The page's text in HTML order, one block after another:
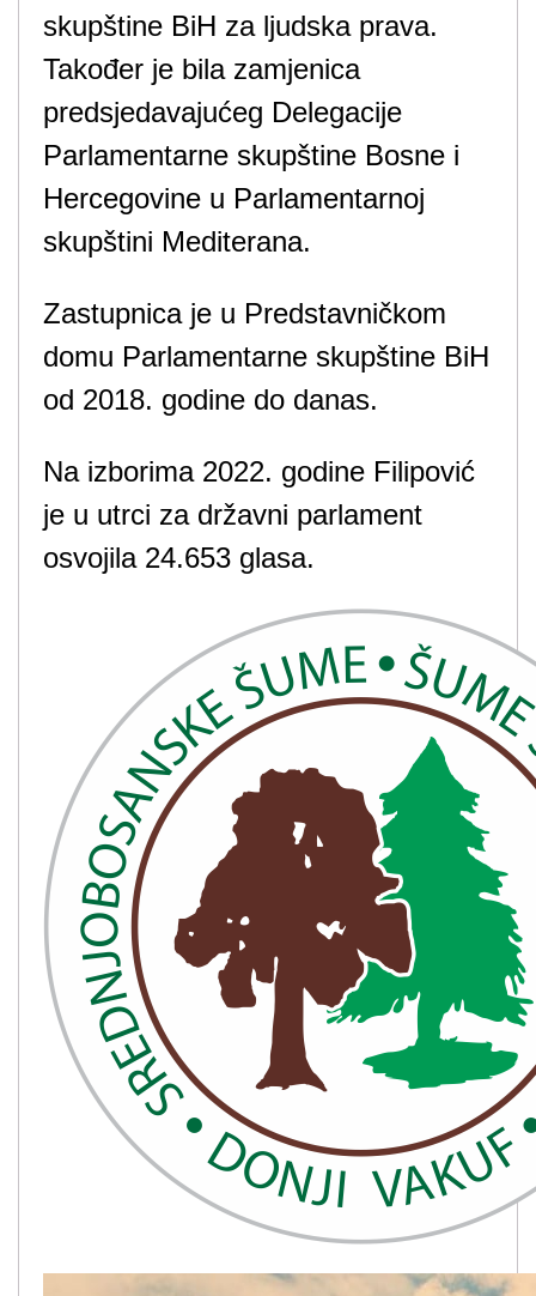
skupštine BiH za ljudska prava.
Također je bila zamjenica
predsjedavajućeg Delegacije
Parlamentarne skupštine Bosne i
Hercegovine u Parlamentarnoj
skupštini Mediterana.
Zastupnica je u Predstavničkom
domu Parlamentarne skupštine BiH
od 2018. godine do danas.
Na izborima 2022. godine Filipović
je u utrci za državni parlament
osvojila 24.653 glasa.